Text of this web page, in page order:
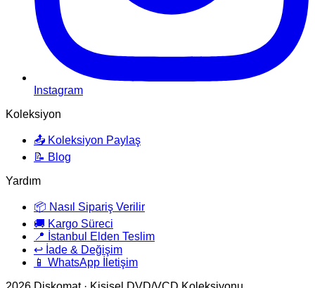
Instagram
Koleksiyon
📤 Koleksiyon Paylaş
📝 Blog
Yardım
📦 Nasıl Sipariş Verilir
🚚 Kargo Süreci
📍 İstanbul Elden Teslim
↩️ İade & Değişim
📱 WhatsApp İletişim